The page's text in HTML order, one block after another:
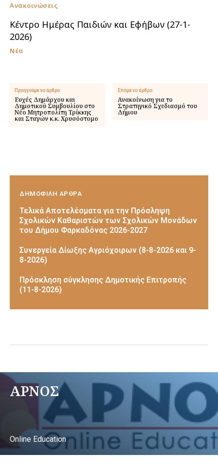
Ανακοινώσεις
Κέντρο Ημέρας Παιδιών και Εφήβων (27-1-
2026)
Νέα
Προηγούμενο άρθρο
Ευχές Δημάρχου και
Δημοτικού Συμβουλίου στο
Νέο Μητροπολίτη Τρίκκης
και Σταγών κ.κ. Χρυσόστομο
Επόμενο άρθρο
Ανακοίνωση για το
Στρατηγικό Σχεδιασμό του
Δήμου
ΔΗΜΟΦΙΛΗ ΑΡΘΡΑ
Τελικά Αποτελέσματα για την Πρόσληψη
Σχολικών Καθαριστών των Σχολικών Μονάδων
του Δήμου Φαρκαδόνας 2026-2027
Συνεργεία Δίωξης Αγριόχοιρων (8-8-2026 και 9-
8-2026)
Πρόσκληση σύγκλησης Δημοτικής Επιτροπής
(11-8-2026)
ΑΡΝΟΣ
Online Education